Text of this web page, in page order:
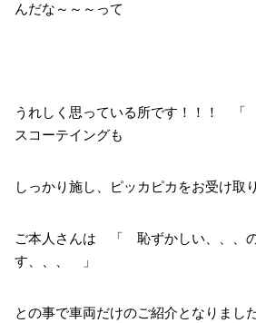
んだな～～～って
うれしく思っている所です！！！
スコーテイングも
しっかり施し、ピッカピカをお受け取
ご本人さんは 「 恥ずかしい、、、
す、、、 」
との事で車両だけのご紹介となりまし